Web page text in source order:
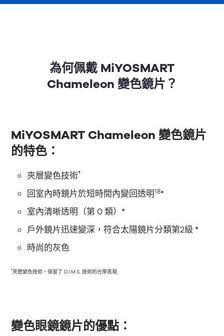
為何佩戴 MiYOSMART
Chameleon 變色鏡片？
MiYOSMART Chameleon 變色鏡片
的特色：
夾層變色技術†
回室內時鏡片於短時間內變回透明18*
室內清晰透明（第 0 類）*
戶外鏡片迅速變深，符合太陽鏡片分類第2級 *
時尚的灰色
†夾層變色技術，保留了 D.I.M.S. 技術的光學表現
變色眼鏡鏡片的優點：